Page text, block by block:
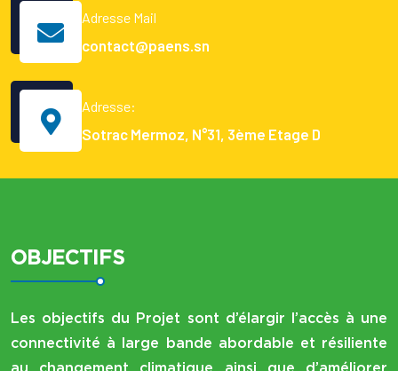
Adresse Mail
contact@paens.sn
Adresse:
Sotrac Mermoz, N°31, 3ème Etage D
OBJECTIFS
Les objectifs du Projet sont d’élargir l’accès à une
connectivité à large bande abordable et résiliente